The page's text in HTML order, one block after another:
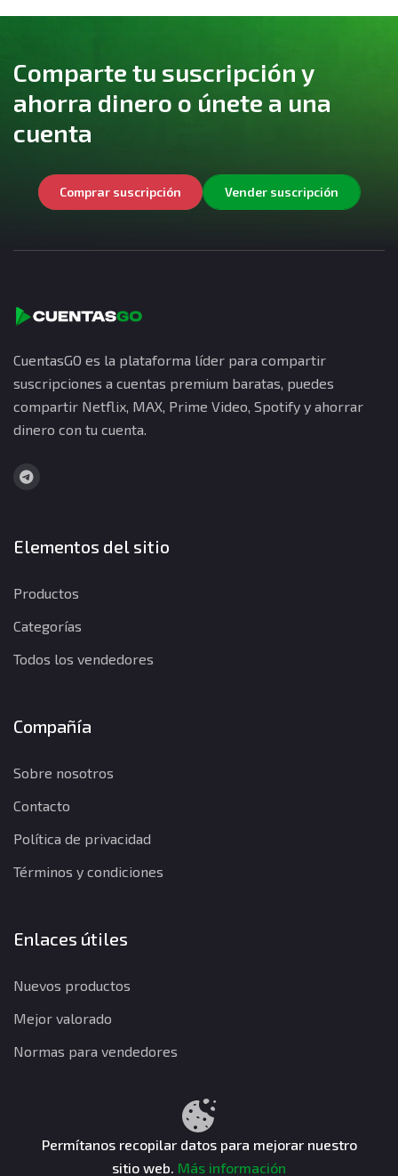
Comparte tu suscripción y
ahorra dinero o únete a una
cuenta
Comprar suscripción Vender suscripción
CuentasGO es la plataforma líder para compartir
suscripciones a cuentas premium baratas, puedes
compartir Netflix, MAX, Prime Video, Spotify y ahorrar
dinero con tu cuenta.
Elementos del sitio
Productos
Categorías
Todos los vendedores
Compañía
Sobre nosotros
Contacto
Política de privacidad
Términos y condiciones
Enlaces útiles
Nuevos productos
Mejor valorado
Normas para vendedores
Términos y condiciones
CuentasGO © 2026. Todos los derechos reservados.
Permítanos recopilar datos para mejorar nuestro
sitio web. Más información